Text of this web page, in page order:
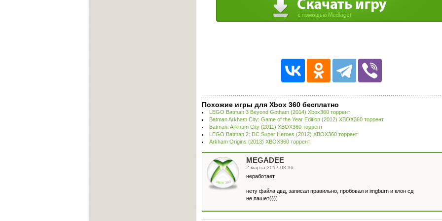
Похожие игры для Xbox 360 бесплатно
LEGO Batman 3 Beyond Gotham (2014) Xbox360 торрент
Batman Arkham City: Game of the Year Edition (2012) XBOX360 торрент
Batman: Arkham City (2011) XBOX360 торрент
LEGO Batman 2: DC Super Heroes (2012) XBOX360 торрент
Arkham Origins (2013) XBOX360 торрент
MEGADEE
2 марта 2017 08:36
неработает
нету файла двд, записал правильно, пробовал и imgburn и клон сд
не пашет((((